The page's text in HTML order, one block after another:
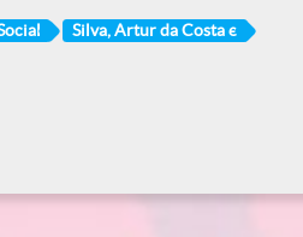
Silva, Artur da Costa e